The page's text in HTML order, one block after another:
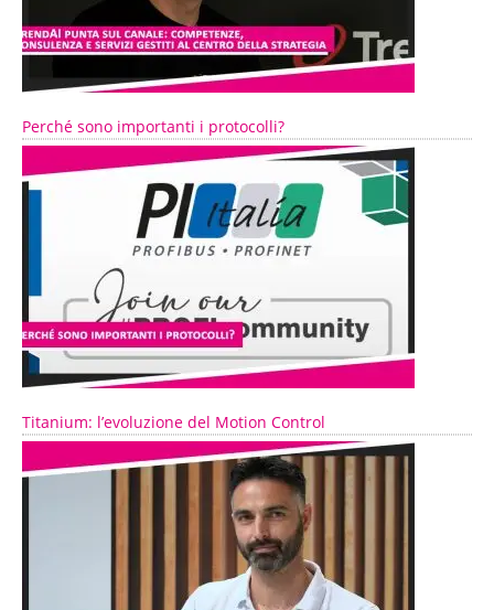
Perché sono importanti i protocolli?
Titanium: l’evoluzione del Motion Control